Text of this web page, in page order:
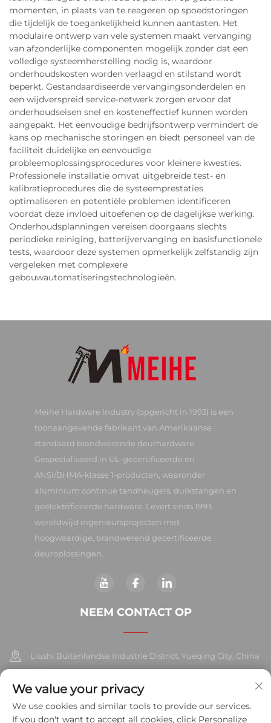
momenten, in plaats van te reageren op spoedstoringen
die tijdelijk de toegankelijkheid kunnen aantasten. Het
modulaire ontwerp van vele systemen maakt vervanging
van afzonderlijke componenten mogelijk zonder dat een
volledige systeemherstelling nodig is, waardoor
onderhoudskosten worden verlaagd en stilstand wordt
beperkt. Gestandaardiseerde vervangingsonderdelen en
een wijdverspreid service-netwerk zorgen ervoor dat
onderhoudseisen snel en kosteneffectief kunnen worden
aangepakt. Het eenvoudige bedrijfsontwerp vermindert de
kans op mechanische storingen en biedt personeel van de
faciliteit duidelijke en eenvoudige
probleemoplossingsprocedures voor kleinere kwesties.
Professionele installatie omvat uitgebreide test- en
kalibratieprocedures die de systeemprestaties
optimaliseren en potentiële problemen identificeren
voordat deze invloed uitoefenen op de dagelijkse werking.
Onderhoudsplanningen vereisen doorgaans slechts
periodieke reiniging, batterijvervanging en basisfunctionele
tests, waardoor deze systemen opmerkelijk zelfstandig zijn
vergeleken met complexere
gebouwautomatiseringstechnologieën.
Meihe Hardware Industry (opgericht in 1993) is een
toonaangevende fabrikant van Amerikaanse
standaard brandwerende deurhardware.
Gespecialiseerd in UL-gecertificeerde en
ANSI/BHMA-klasse 1-producten, waaronder
aluminium continue tandheugels, duikstangen en
geëlektrificeerde hardware. Levert sinds 1993
wereldwijd ingenieursprojecten met
hoogwaardige, brandwerend gecertificeerde
deuroplossingen.
NEEM CONTACT OP
Liushi Buitenlandse Industrie District, Yueqing City, China
325604
+86-577-57572007
We value your privacy
We use cookies and similar tools to provide our services.
If you don't want to accept all cookies, click Personalize